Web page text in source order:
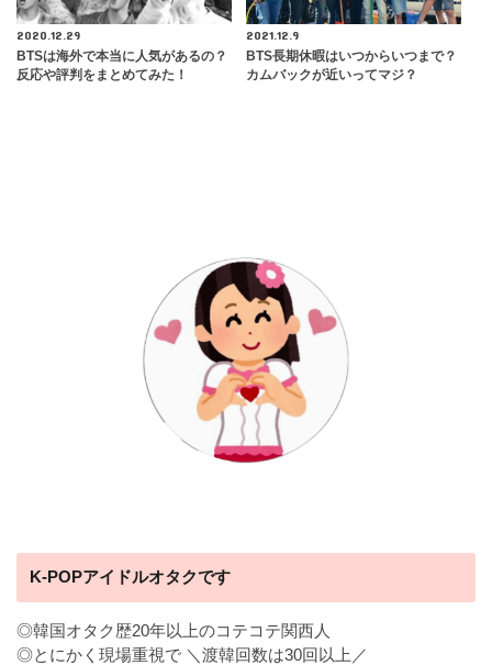
2020.12.29
​BTSは海外で本当に人気があるの？
反応や評判をまとめてみた！
2021.12.9
BTS長期休暇はいつからいつまで？
カムバックが近いってマジ？
K-POPアイドルオタクです
◎韓国オタク歴20年以上のコテコテ関西人
◎とにかく現場重視で ＼渡韓回数は30回以上／